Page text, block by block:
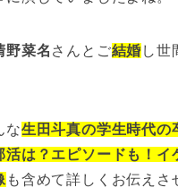
野菜名 さんとご結婚 し世
な生田斗真の学生時代の
活は？エピソードも！イ
も含めて詳しくお伝えさ